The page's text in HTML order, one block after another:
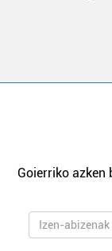
Goierriko azken